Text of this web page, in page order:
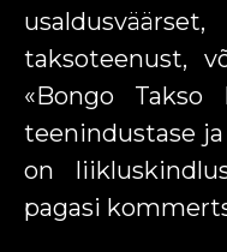
taksoteenust,
«Bongo Takso
teenindustase
on
pagasi